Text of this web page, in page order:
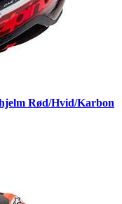
Rød/Hvid/Karbon